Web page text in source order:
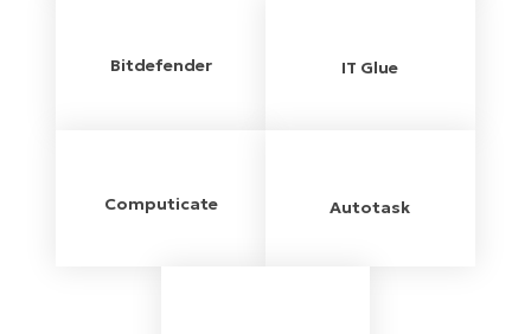
Bitdefender IT Glue
Computicate Autotask